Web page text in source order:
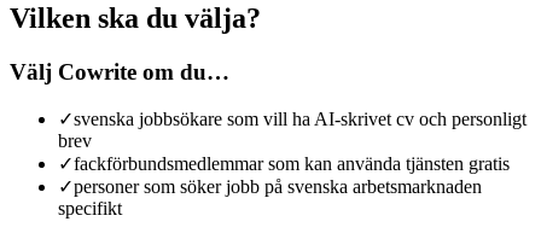
Vilken ska du välja?
Välj Cowrite om du…
✓svenska jobbsökare som vill ha AI-skrivet cv och personligt
brev
✓fackförbundsmedlemmar som kan använda tjänsten gratis
✓personer som söker jobb på svenska arbetsmarknaden
specifikt